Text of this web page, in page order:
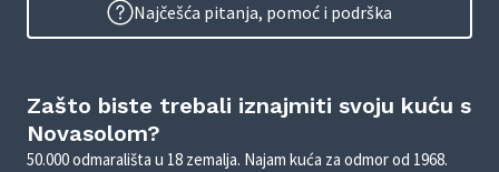
Najčešća pitanja, pomoć i podrška
Zašto biste trebali iznajmiti svoju kuću s
Novasolom?
50.000 odmarališta u 18 zemalja. Najam kuća za odmor od 1968.